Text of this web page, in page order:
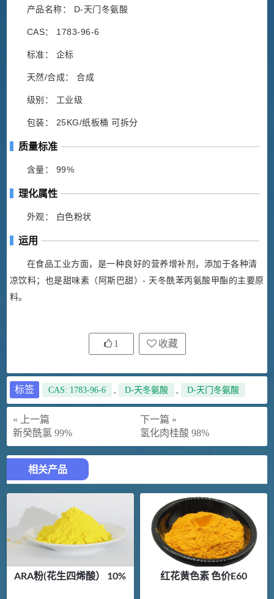
产品名称： D-天门冬氨酸
CAS： 1783-96-6
标准： 企标
天然/合成： 合成
级别： 工业级
包装： 25KG/纸板桶 可拆分
质量标准
含量： 99%
理化属性
外观： 白色粉状
运用
在食品工业方面，是一种良好的营养增补剂，添加于各种清
凉饮料；也是甜味素（阿斯巴甜）- 天冬酰苯丙氨酸甲酯的主要原
料。
1 收藏
标签 CAS: 1783-96-6 , D-天冬氨酸 , D-天门冬氨酸
« 上一篇
新癸酰氯 99%
下一篇 »
氢化肉桂酸 98%
相关产品
ARA粉(花生四烯酸） 10% 红花黄色素 色价E60